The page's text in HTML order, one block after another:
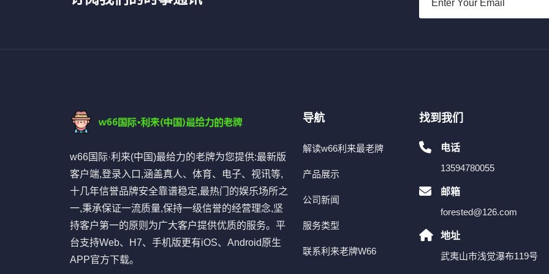
w66国际·利来(中国)最给力的老牌为您提供:最新版
客户端,登录入口,涵盖真人、体育、电子、视讯等,
十几年信誉品牌安全靠谱稳定,最热门的娱乐场所之
一,秉承保证一流质量,保持一级信誉的经营理念,坚
持客户第一的原则为广大客户提供优质的服务。平
台支持Web、H7、手机版更有iOS、Android原生
APP官方下载。
导航
解读w66利来最老牌
产品展示
公司新闻
服务类型
联系利来老牌W66
找到我们
电话
13594780055
邮箱
forested@126.com
地址
武夷山市浅觉瀑布119号